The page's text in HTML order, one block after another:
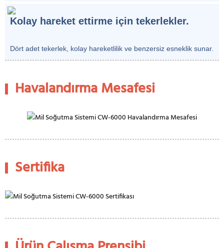
Kolay hareket ettirme için tekerlekler.
Dört adet tekerlek, kolay hareketlilik ve benzersiz esneklik sunar.
Havalandırma Mesafesi
Sertifika